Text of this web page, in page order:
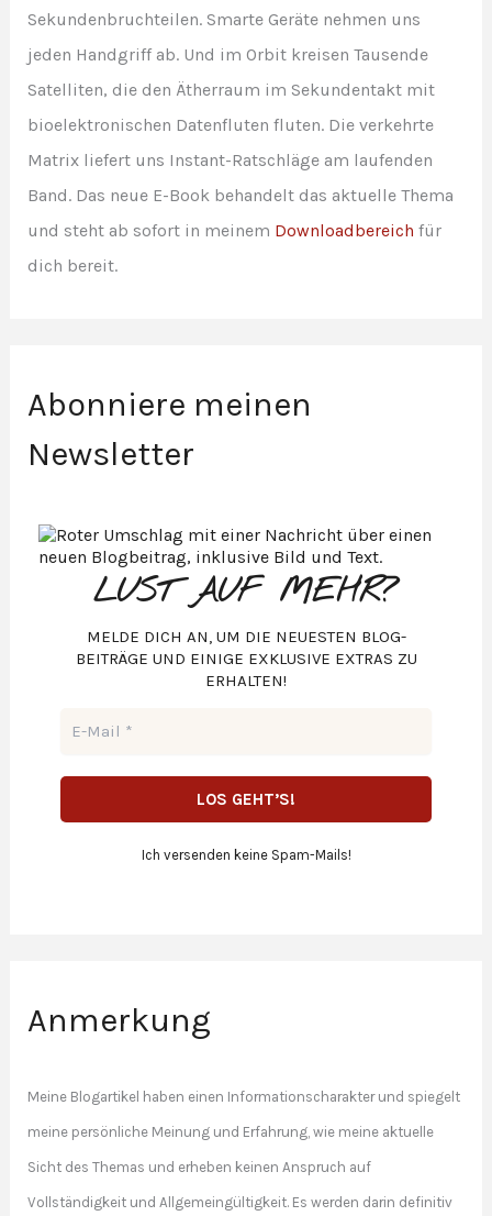
Sekundenbruchteilen. Smarte Geräte nehmen uns
jeden Handgriff ab. Und im Orbit kreisen Tausende
Satelliten, die den Ätherraum im Sekundentakt mit
bioelektronischen Datenfluten fluten. Die verkehrte
Matrix liefert uns Instant-Ratschläge am laufenden
Band. Das neue E-Book behandelt das aktuelle Thema
und steht ab sofort in meinem Downloadbereich für
dich bereit.
Abonniere meinen
Newsletter
LUST AUF MEHR?
MELDE DICH AN, UM DIE NEUESTEN BLOG-
BEITRÄGE UND EINIGE EXKLUSIVE EXTRAS ZU
ERHALTEN!
Ich versenden keine Spam-Mails!
Anmerkung
Meine Blogartikel haben einen Informationscharakter und spiegelt
meine persönliche Meinung und Erfahrung, wie meine aktuelle
Sicht des Themas und erheben keinen Anspruch auf
Vollständigkeit und Allgemeingültigkeit. Es werden darin definitiv